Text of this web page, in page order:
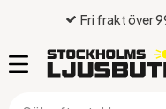
Fri frakt över